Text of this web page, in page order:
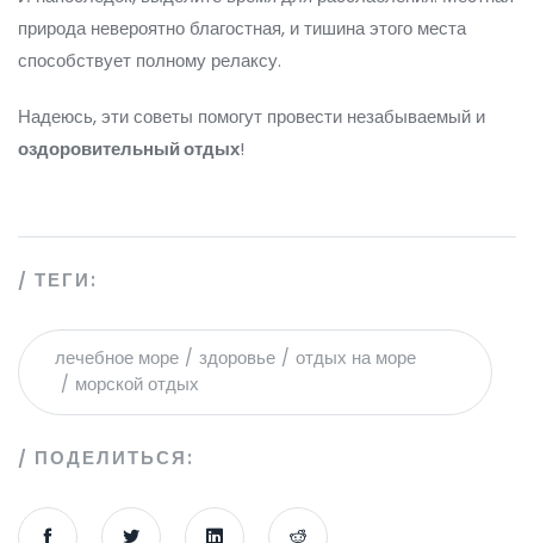
природа невероятно благостная, и тишина этого места
способствует полному релаксу.
Надеюсь, эти советы помогут провести незабываемый и
оздоровительный отдых!
ТЕГИ:
лечебное море здоровье
отдых на море
морской отдых
ПОДЕЛИТЬСЯ: